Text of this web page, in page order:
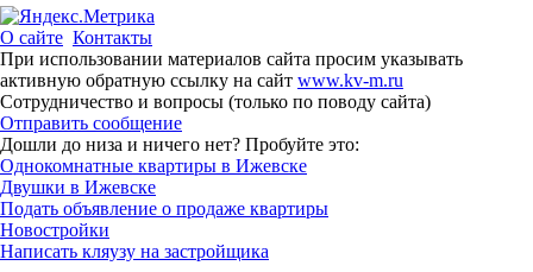
О сайте Контакты
При использовании материалов сайта просим указывать
активную обратную ссылку на сайт www.kv-m.ru
Сотрудничество и вопросы (только по поводу сайта)
Отправить сообщение
Дошли до низа и ничего нет? Пробуйте это:
Однокомнатные квартиры в Ижевске
Двушки в Ижевске
Подать объявление о продаже квартиры
Новостройки
Написать кляузу на застройщика